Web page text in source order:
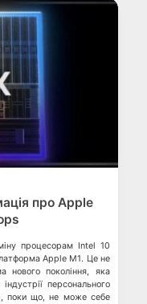
про Apple
процесорам Intel 10
Apple M1. Це не
нового покоління, яка
персонального
і, поки що, не може себе